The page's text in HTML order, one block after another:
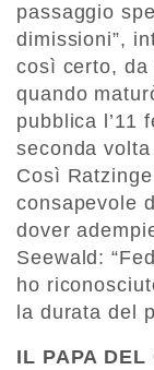
passaggio
dimissioni”,
così certo, da
quando
pubblica l’11
seconda
Così
consapevole
dover
Seewald:
ho
la durata del
IL PAPA DEL